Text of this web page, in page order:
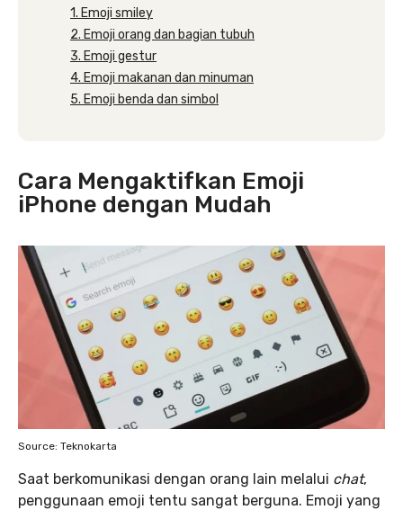
1. Emoji smiley
2. Emoji orang dan bagian tubuh
3. Emoji gestur
4. Emoji makanan dan minuman
5. Emoji benda dan simbol
Cara Mengaktifkan Emoji
iPhone dengan Mudah
Source: Teknokarta
Saat berkomunikasi dengan orang lain melalui chat,
penggunaan emoji tentu sangat berguna. Emoji yang